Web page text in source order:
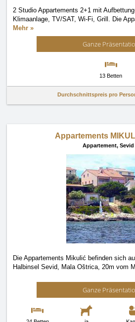
2 Studio Appartements 2+1 mit
Klimaanlage, TV/SAT, Wi-Fi, Grill. Die
Mehr »
Ganze
13 Betten
Durchschnittspreis pro
Appartements
Appartement, Sevid
Die Appartements Mikulić befinden sich
Halbinsel Sevid, Mala Oštrica, 20m vom
Ganze